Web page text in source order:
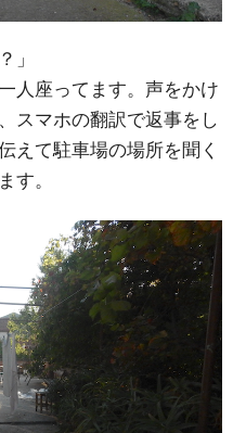
」
人座ってます。声をかけ
スマホの翻訳で返事をし
えて駐車場の場所を聞く
す。